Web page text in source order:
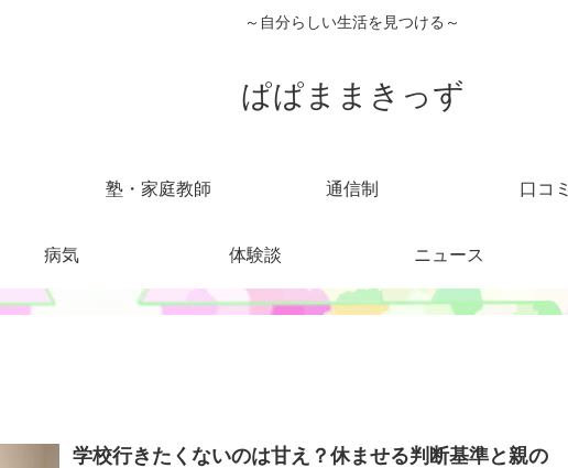
～自分らしい生活を見つける～
ぱぱままきっず
塾・家庭教師 通信制 口コミ
病気 体験談 ニュース
学校行きたくないのは甘え？休ませる判断基準と親の